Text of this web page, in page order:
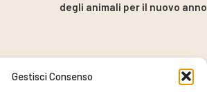
Gestisci Consenso
degli animali per il nuovo anno
COORDINATO DA